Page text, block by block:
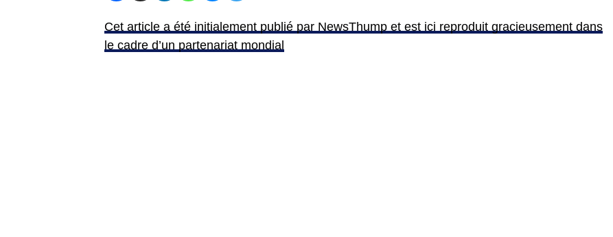
Cet article a été initialement publié par NewsThump et est ici reproduit gracieusement dans
le cadre d’un partenariat mondial